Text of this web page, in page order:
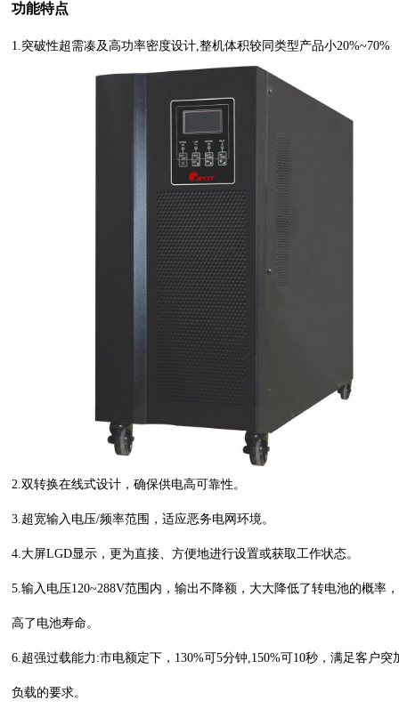
功能特点
1.突破性超需凑及高功率密度设计,整机体积较同类型产品小20%~70%
2.双转换在线式设计，确保供电高可靠性。
3.超宽输入电压/频率范围，适应恶务电网环境。
4.大屏LGD显示，更为直接、方便地进行设置或获取工作状态。
5.输入电压120~288V范围内，输出不降额，大大降低了转电池的概率
高了电池寿命。
6.超强过载能力:市电额定下，130%可5分钟,150%可10秒，满足客户突
负载的要求。